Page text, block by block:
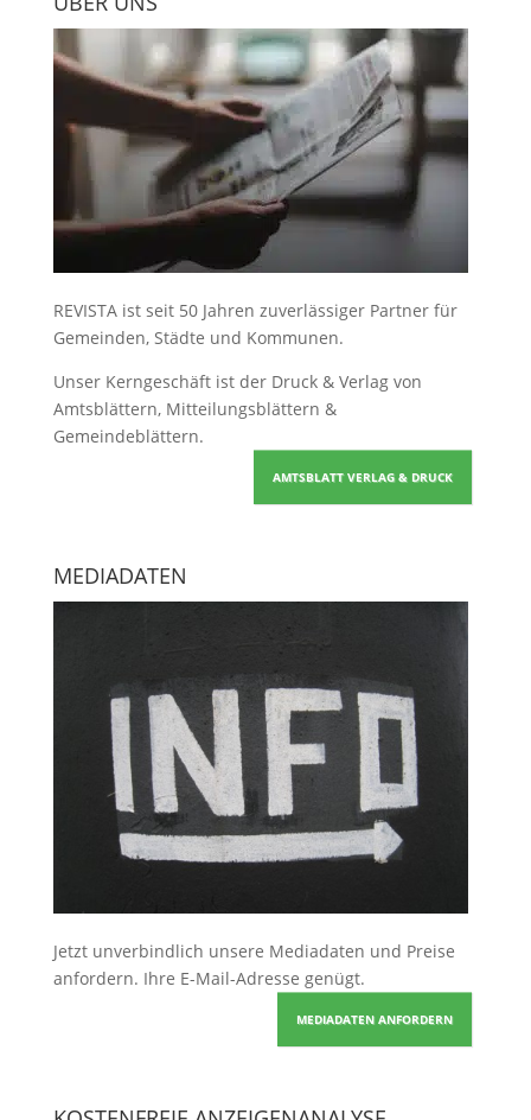
REVISTA ist seit 50 Jahren zuverlässiger Partner für
Gemeinden, Städte und Kommunen.
Unser Kerngeschäft ist der Druck & Verlag von
Amtsblättern, Mitteilungsblättern &
Gemeindeblättern.
AMTSBLATT VERLAG & DRUCK
MEDIADATEN
Jetzt unverbindlich unsere Mediadaten und Preise
anfordern. Ihre E-Mail-Adresse genügt.
MEDIADATEN ANFORDERN